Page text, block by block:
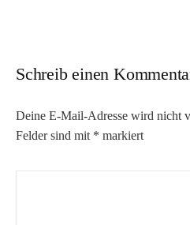
Schreib einen
Deine E-Mail-Adresse wird nicht
Felder sind mit * markiert